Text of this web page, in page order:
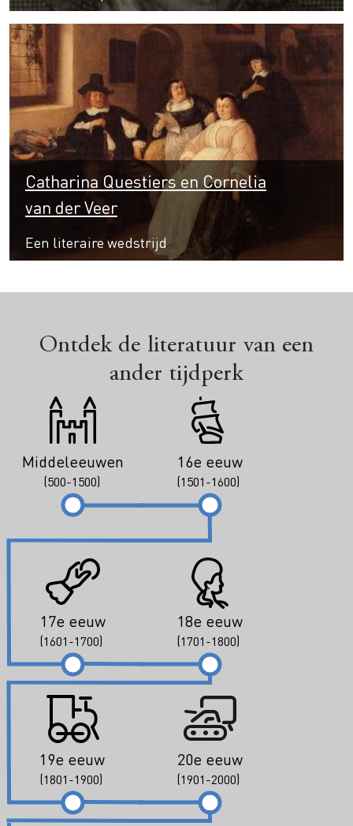
Catharina Questiers en Cornelia
van der Veer
Een literaire wedstrijd
Ontdek de literatuur van een
ander tijdperk
Middeleeuwen
(500-1500)
16e eeuw
(1501-1600)
17e eeuw
(1601-1700)
18e eeuw
(1701-1800)
19e eeuw
(1801-1900)
20e eeuw
(1901-2000)